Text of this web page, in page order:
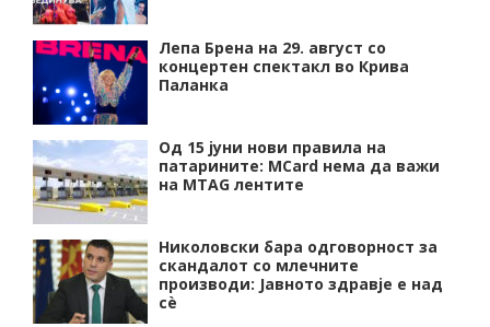
Лепа Брена на 29. август со
концертен спектакл во Крива
Паланка
Од 15 јуни нови правила на
патарините: MCard нема да важи
на MTAG лентите
Николовски бара одговорност за
скандалот со млечните
производи: Јавното здравје е над
сѐ